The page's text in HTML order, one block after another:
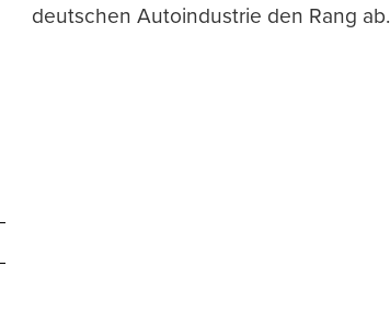
deutschen Autoindustrie den Rang ab.